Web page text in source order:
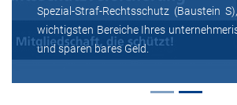
Spezial-Straf-Rechtsschutz (Baustein
wichtigsten Bereiche Ihres
und sparen bares Geld.